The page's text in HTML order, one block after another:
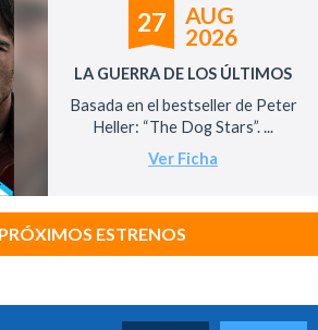
27
AUG
2026
LA GUERRA DE LOS ÚLTIMOS
Basada en el bestseller de Peter
Heller: “The Dog Stars”. ...
Ver Ficha
ESTRENOS